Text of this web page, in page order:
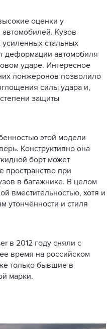
оценки у
Кузов
стальных
деформации автомобиля
ударе. Интересное
лонжеронов позволило
силы удара и,
защиты
этой модели
Конструктивно она
борт может
пространство при
в багажнике. В целом
вместительностью, хотя и
утончённости и стиля
в 2012 году сняли с
время на российском
только бывшие в
марки.